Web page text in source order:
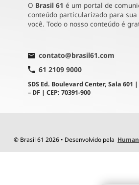
O Brasil 61 é um portal de
conteúdo particularizado para
você. Todo o nosso conteúdo é
contato@brasil61.com
61 2109 9000
SDS Ed. Boulevard Center, Sala 601
– DF | CEP: 70391-900
© Brasil 61 2026 • Desenvolvido pela